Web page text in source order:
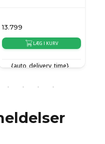
13.799
LÆG I KURV
{auto_delivery_time}